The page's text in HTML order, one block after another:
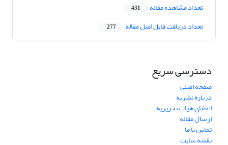
تعداد مشاهده مقاله 431
تعداد دریافت فایل اصل مقاله 277
دسترسی سریع
صفحه اصلی
درباره نشریه
اعضای هیات تحریریه
ارسال مقاله
تماس با ما
نقشه سایت